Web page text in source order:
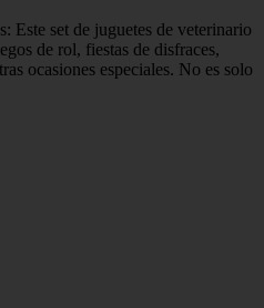
Este set de juguetes de veterinario
de rol, fiestas de disfraces,
ocasiones especiales. No es solo